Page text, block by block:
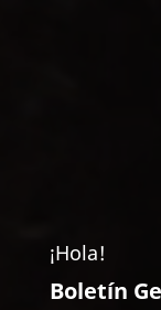
¡Hola!
Boletín